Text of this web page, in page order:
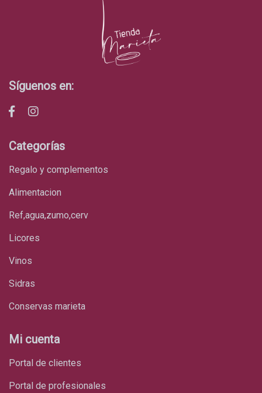
Síguenos en:
Categorías
regalo y complementos
alimentacion
ref,agua,zumo,cerv
licores
vinos
sidras
conservas marieta
Mi cuenta
Portal de clientes
Portal de profesionales